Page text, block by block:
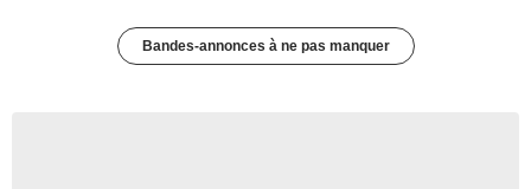
Bandes-annonces à ne pas manquer